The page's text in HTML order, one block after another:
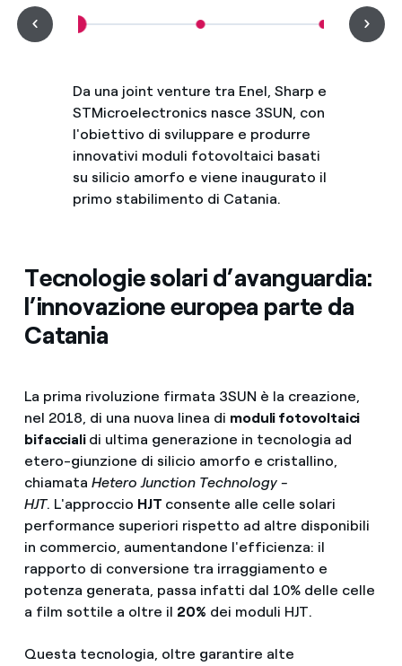
Da una joint venture tra Enel, Sharp e
STMicroelectronics nasce 3SUN, con
l'obiettivo di sviluppare e produrre
innovativi moduli fotovoltaici basati
su silicio amorfo e viene inaugurato il
primo stabilimento di Catania.
Tecnologie solari d’avanguardia:
l’innovazione europea parte da
Catania
La prima rivoluzione firmata 3SUN è la creazione,
nel 2018, di una nuova linea di moduli fotovoltaici
bifacciali di ultima generazione in tecnologia ad
etero-giunzione di silicio amorfo e cristallino,
chiamata Hetero Junction Technology -
HJT. L'approccio HJT consente alle celle solari
performance superiori rispetto ad altre disponibili
in commercio, aumentandone l'efficienza: il
rapporto di conversione tra irraggiamento e
potenza generata, passa infatti dal 10% delle celle
a film sottile a oltre il 20% dei moduli HJT.
Questa tecnologia, oltre garantire alte